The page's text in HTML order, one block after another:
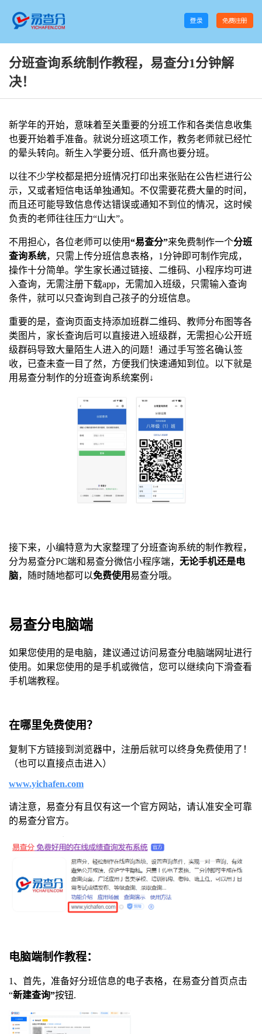
分班查询系统制作教程，易查分1分钟解
决！
新学年的开始，意味着至关重要的分班工作和各类信息收集
也要开始着手准备。就说分班这项工作，教务老师就已经忙
的晕头转向。新生入学要分班、低升高也要分班。
以往不少学校都是把分班情况打印出来张贴在公告栏进行公
示，又或者短信电话单独通知。不仅需要花费大量的时间，
而且还可能导致信息传达错误或通知不到位的情况，这时候
负责的老师往往压力“山大”。
不用担心，各位老师可以使用“易查分”来免费制作一个分班
查询系统，只需上传分班信息表格，1分钟即可制作完成，
操作十分简单。学生家长通过链接、二维码、小程序均可进
入查询，无需注册下载app，无需加入班级，只需输入查询
条件，就可以只查询到自己孩子的分班信息。
重要的是，查询页面支持添加班群二维码、教师分布图等各
类图片，家长查询后可以直接进入班级群，无需担心公开班
级群码导致大量陌生人进入的问题！通过手写签名确认签
收，已查未查一目了然，方便我们快速通知到位。以下就是
用易查分制作的分班查询系统案例↓
接下来，小编特意为大家整理了分班查询系统的制作教程，
分为易查分PC端和易查分微信小程序端， 无论手机还是电
脑，随时随地都可以免费使用易查分哦。
易查分电脑端
如果您使用的是电脑，建议通过访问易查分电脑端网址进行
使用。如果您使用的是手机或微信，您可以继续向下滑查看
手机端教程。
在哪里免费使用？
复制下方链接到浏览器中，注册后就可以终身免费使用了！
（也可以直接点击进入）
www.yichafen.com
请注意，易查分有且仅有这一个官方网站，请认准安全可靠
的易查分官方。
电脑端制作教程：
1、首先，准备好分班信息的电子表格，在易查分首页点击
“新建查询”按钮.